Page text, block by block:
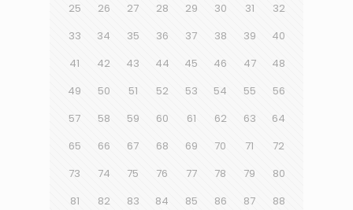
25
26 27 28 29 30 31
32
33
34 35 36 37 38 39
40
41
42 43 44 45 46 47
48
49
50 51 52 53 54 55
56
57
58 59 60 61 62 63
64
65
66 67 68 69 70 71
72
73
74 75 76 77 78 79
80
81
82 83 84 85 86 87
88